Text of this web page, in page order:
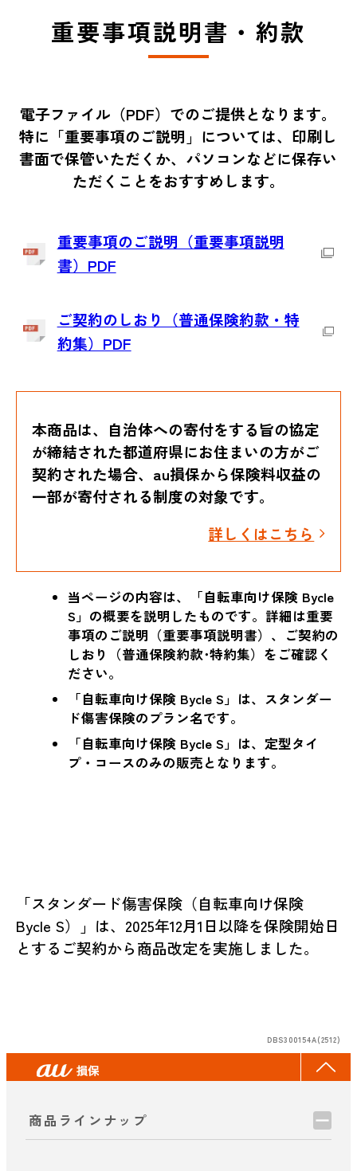
重要事項説明書・約款
電子ファイル（PDF）でのご提供となります。
特に「重要事項のご説明」については、印刷し
書面で保管いただくか、パソコンなどに保存い
ただくことをおすすめします。
重要事項のご説明（重要事項説明
書）PDF
ご契約のしおり（普通保険約款・特
約集）PDF
本商品は、自治体への寄付をする旨の協定
が締結された都道府県にお住まいの方がご
契約された場合、au損保から保険料収益の
一部が寄付される制度の対象です。
詳しくはこちら
当ページの内容は、「自転車向け保険 Bycle
S」の概要を説明したものです。詳細は重要
事項のご説明（重要事項説明書）、ご契約の
しおり（普通保険約款･特約集）をご確認く
ださい。
「自転車向け保険 Bycle S」は、スタンダー
ド傷害保険のプラン名です。
「自転車向け保険 Bycle S」は、定型タイ
プ・コースのみの販売となります。
「スタンダード傷害保険（自転車向け保険
Bycle S）」は、2025年12月1日以降を保険開始日
とするご契約から商品改定を実施しました。
DBS300154A(2512)
商品ラインナップ